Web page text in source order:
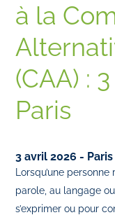
à la
(CAA) :
Paris
3 avril 2026 - Paris
Lorsqu’une
parole, au langage
s’exprimer ou pour